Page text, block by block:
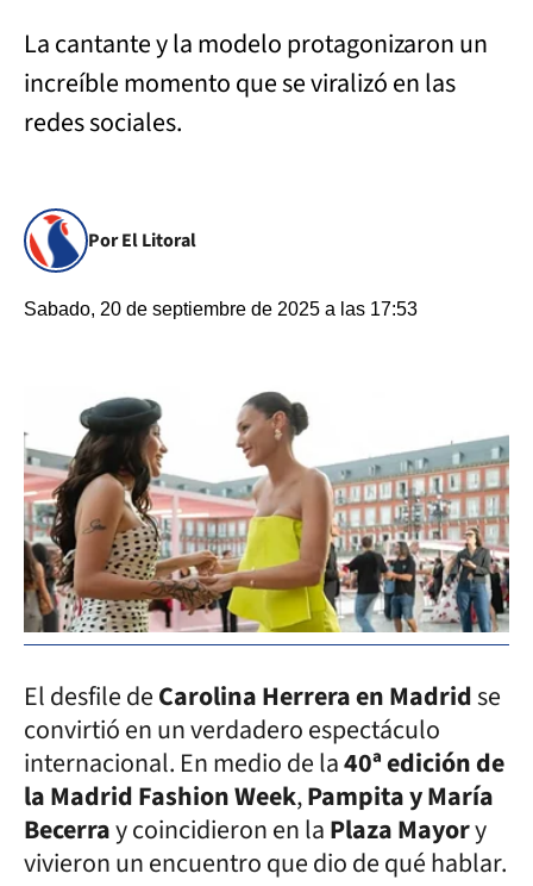
La cantante y la modelo protagonizaron un
increíble momento que se viralizó en las
redes sociales.
Por El Litoral
Sabado, 20 de septiembre de 2025 a las 17:53
El desfile deCarolina Herrera en Madridse
convirtió en un verdadero espectáculo
internacional. En medio de la40ª edición de
la Madrid Fashion Week,Pampita y María
Becerray coincidieron en laPlaza Mayory
vivieron un encuentro que dio de qué hablar.